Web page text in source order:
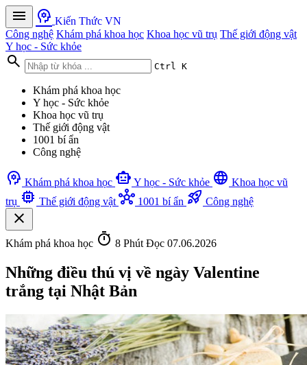
menu psychology Kiến Thức VN
Công nghệ Khám phá khoa học Khoa học vũ trụ Thế giới động vật
Y học - Sức khỏe
search Ctrl K
Khám phá khoa học
Y học - Sức khỏe
Khoa học vũ trụ
Thế giới động vật
1001 bí ẩn
Công nghệ
psychology Khám phá khoa học smart_toy Y học - Sức khỏe language Khoa học vũ
trụ memory Thế giới động vật hub 1001 bí ẩn rocket_launch Công nghệ
close
Khám phá khoa học timer 8 Phút Đọc 07.06.2026
Những điều thú vị về ngày Valentine
trắng tại Nhật Bản